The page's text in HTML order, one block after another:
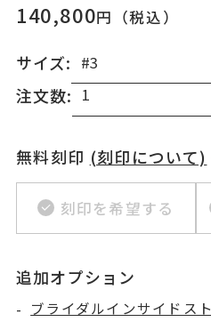
140,800円（税込）
サイズ:
注文数:
無料刻印 (刻印について)
刻印を希望する
追加オプション
- ブライダルインサイドス